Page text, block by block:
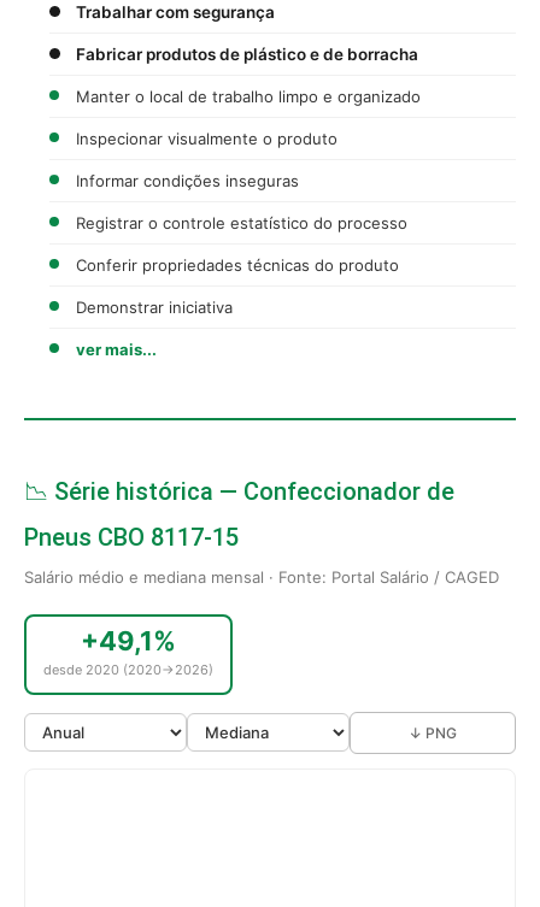
Trabalhar com segurança
Fabricar produtos de plástico e de borracha
Manter o local de trabalho limpo e organizado
Inspecionar visualmente o produto
Informar condições inseguras
Registrar o controle estatístico do processo
Conferir propriedades técnicas do produto
Demonstrar iniciativa
ver mais...
📉 Série histórica — Confeccionador de
Pneus CBO 8117-15
Salário médio e mediana mensal · Fonte: Portal Salário / CAGED
+49,1%
desde 2020 (2020→2026)
↓ PNG